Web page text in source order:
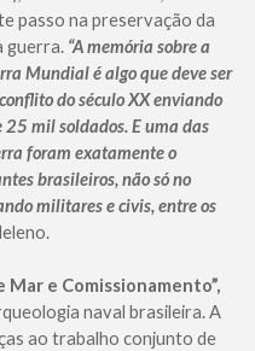
passo na preservação da
guerra. “A memória sobre a
Mundial é algo que deve ser
do século XX enviando
mil soldados. E uma das
foram exatamente o
brasileiros, não só no
militares e civis, entre os
Mar e Comissionamento”,
naval brasileira. A
ao trabalho conjunto de